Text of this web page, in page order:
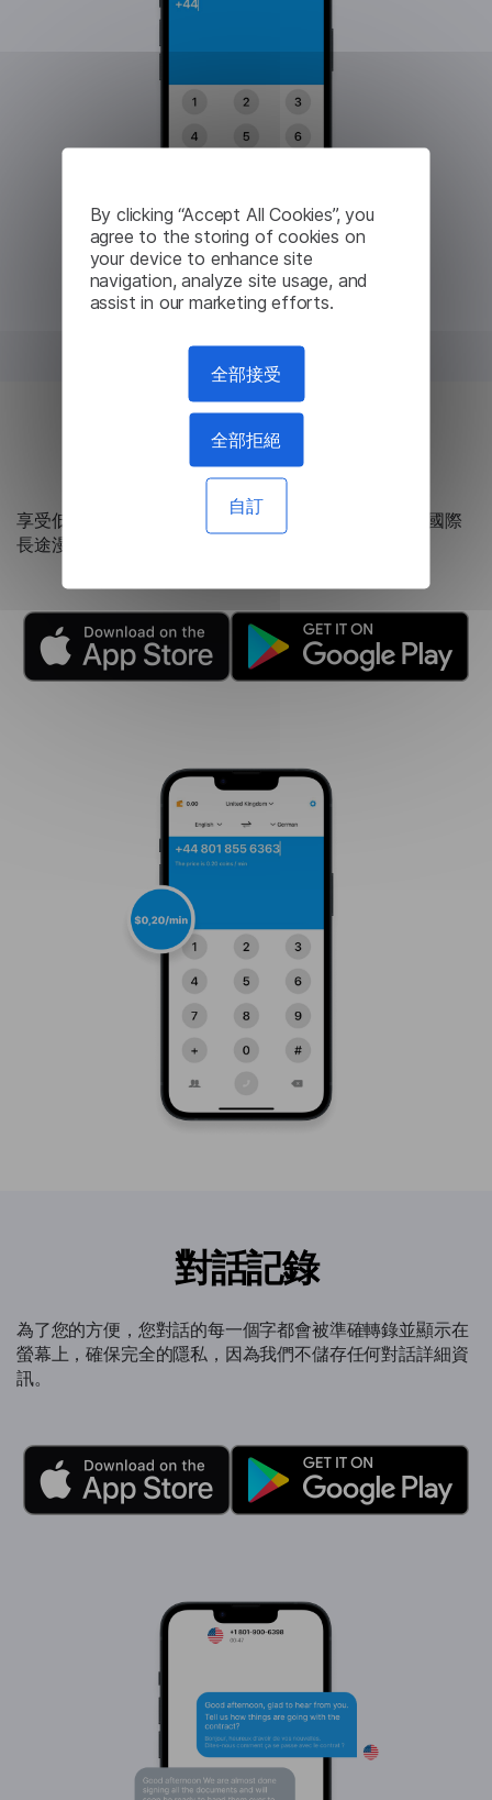
By clicking “Accept All Cookies”, you
agree to the storing of cookies on
your device to enhance site
navigation, analyze site usage, and
assist in our marketing efforts.
全部接受
全部拒絕
自訂
比漫遊通話便宜
享受低至每分鐘 0.20 美元的資費，使其成為比昂貴的國際
長途漫遊費更經濟的選擇。
對話記錄
為了您的方便，您對話的每一個字都會被準確轉錄並顯示在
螢幕上，確保完全的隱私，因為我們不儲存任何對話詳細資
訊。